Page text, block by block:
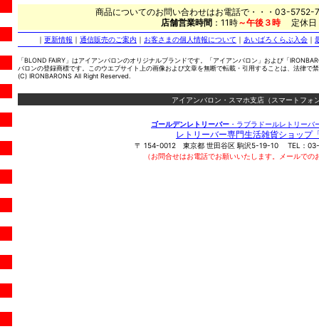
商品についてのお問い合わせはお電話で・・・03-5752-
店舗営業時間 ：11時～午後３時 定休
｜ 更新情報 ｜ 通信販売のご案内 ｜ お客さまの個人情報について ｜ あいばろくらぶ入会 ｜
「BLOND FAIRY」はアイアンバロンのオリジナルブランドです。「アイアンバロン」および「
バロンの登録商標です。このウエブサイト上の画像および文章を無断で転載・引用することは、法律で
(C) IRONBARONS All Right Reserved.
アイアンバロン・スマホ支店（スマートフォ
ゴールデンレトリーバー ・ラブラドールレトリー
レトリーバー専門生活雑貨ショップ
〒 154-0012 東京都 世田谷区 駒沢5-19-10 TEL：
（お問合せはお電話でお願いいたします。メールで